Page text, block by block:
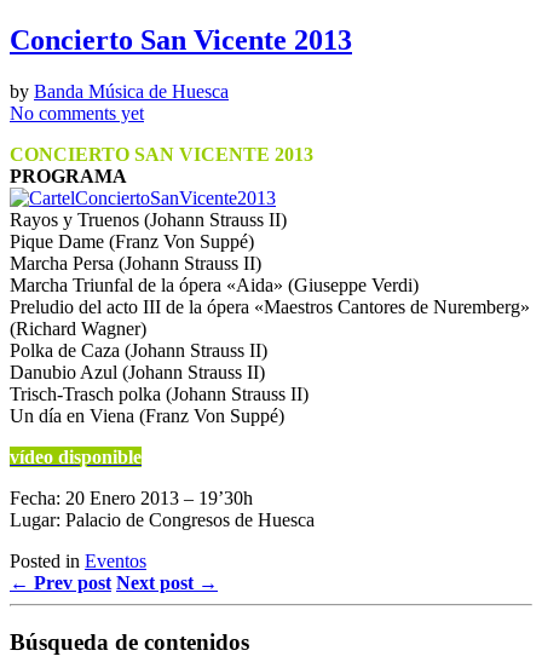
Concierto San Vicente 2013
by Banda Música de Huesca
No comments yet
CONCIERTO SAN VICENTE 2013
PROGRAMA
Rayos y Truenos (Johann Strauss II)
Pique Dame (Franz Von Suppé)
Marcha Persa (Johann Strauss II)
Marcha Triunfal de la ópera «Aida» (Giuseppe Verdi)
Preludio del acto III de la ópera «Maestros Cantores de Nuremberg»
(Richard Wagner)
Polka de Caza (Johann Strauss II)
Danubio Azul (Johann Strauss II)
Trisch-Trasch polka (Johann Strauss II)
Un día en Viena (Franz Von Suppé)
vídeo disponible
Fecha: 20 Enero 2013 – 19’30h
Lugar: Palacio de Congresos de Huesca
Posted in Eventos
← Prev post Next post →
Búsqueda de contenidos